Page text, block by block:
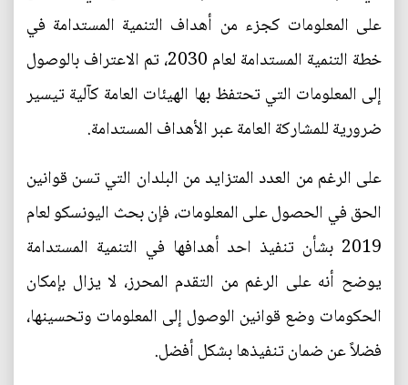
على المعلومات كجزء من أهداف التنمية المستدامة في
خطة التنمية المستدامة لعام 2030، تم الاعتراف بالوصول
إلى المعلومات التي تحتفظ بها الهيئات العامة كآلية تيسير
ضرورية للمشاركة العامة عبر الأهداف المستدامة.
على الرغم من العدد المتزايد من البلدان التي تسن قوانين
الحق في الحصول على المعلومات، فإن بحث اليونسكو لعام
2019 بشأن تنفيذ احد أهدافها في التنمية المستدامة
يوضح أنه على الرغم من التقدم المحرز، لا يزال بإمكان
الحكومات وضع قوانين الوصول إلى المعلومات وتحسينها،
فضلاً عن ضمان تنفيذها بشكل أفضل.